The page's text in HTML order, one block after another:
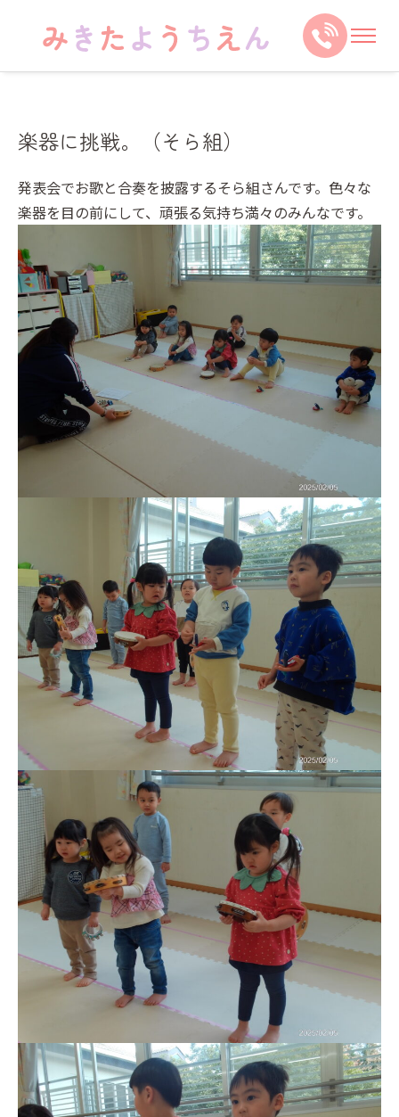
楽器に挑戦。（そら組）
発表会でお歌と合奏を披露するそら組さんです。色々な
楽器を目の前にして、頑張る気持ち満々のみんなです。